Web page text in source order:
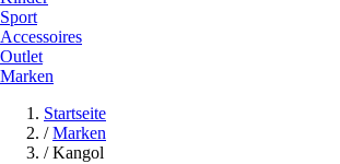
Sport
Accessoires
Outlet
Marken
Startseite
/ Marken
/ Kangol